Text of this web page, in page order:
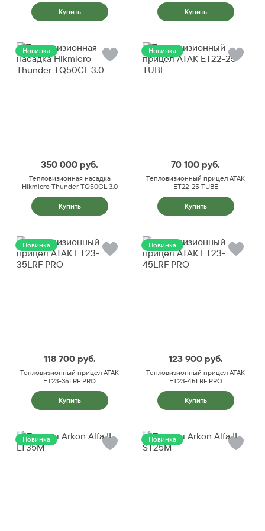
Купить Купить
Новинка
350 000 руб.
Тепловизионная насадка
Hikmicro Thunder TQ50CL 3.0
Купить
Новинка
70 100 руб.
Тепловизионный прицел ATAK
ET22-25 TUBE
Купить
Новинка
118 700 руб.
Тепловизионный прицел ATAK
ET23-35LRF PRO
Купить
Новинка
123 900 руб.
Тепловизионный прицел ATAK
ET23-45LRF PRO
Купить
Новинка Новинка